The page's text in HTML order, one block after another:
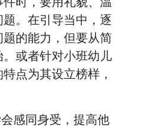
。在引导当中，逐
的能力，但要从简
或者针对小班幼儿
点为其设立榜样，
感同身受，提高他